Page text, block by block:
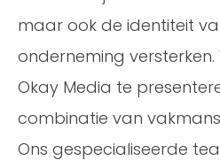
maar ook de identiteit
onderneming versterken.
Okay Media te
combinatie van
Ons gespecialiseerde